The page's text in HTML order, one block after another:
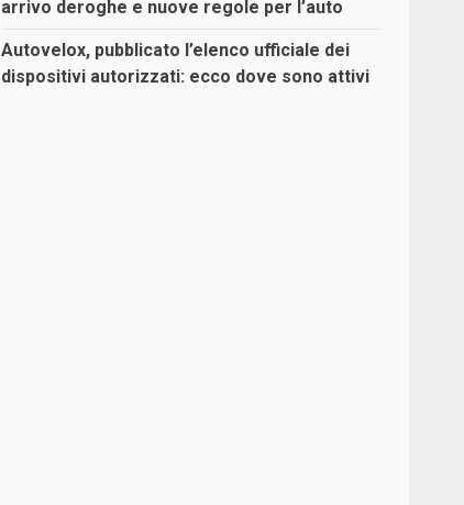
arrivo deroghe e nuove regole per l’auto
Autovelox, pubblicato l’elenco ufficiale dei
dispositivi autorizzati: ecco dove sono attivi